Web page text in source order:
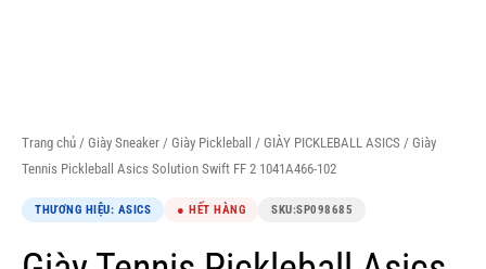
Trang chủ / Giày Sneaker / Giày Pickleball / GIÀY PICKLEBALL ASICS / Giày
Tennis Pickleball Asics Solution Swift FF 2 1041A466-102
THƯƠNG HIỆU: ASICS ● HẾT HÀNG SKU:SP098685